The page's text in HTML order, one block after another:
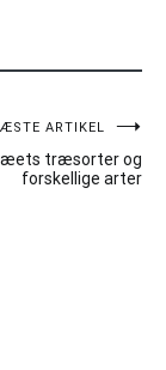
ARTIKEL
træsorter og
forskellige arter